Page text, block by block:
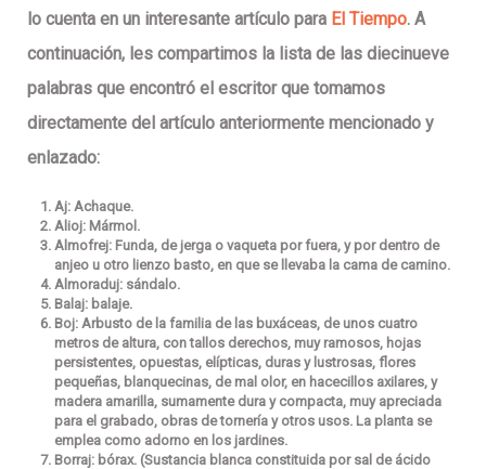
lo cuenta en un interesante artículo para El Tiempo. A
continuación, les compartimos la lista de las diecinueve
palabras que encontró el escritor que tomamos
directamente del artículo anteriormente mencionado y
enlazado:
Aj: Achaque.
Alioj: Mármol.
Almofrej: Funda, de jerga o vaqueta por fuera, y por dentro de
anjeo u otro lienzo basto, en que se llevaba la cama de camino.
Almoraduj: sándalo.
Balaj: balaje.
Boj: Arbusto de la familia de las buxáceas, de unos cuatro
metros de altura, con tallos derechos, muy ramosos, hojas
persistentes, opuestas, elípticas, duras y lustrosas, flores
pequeñas, blanquecinas, de mal olor, en hacecillos axilares, y
madera amarilla, sumamente dura y compacta, muy apreciada
para el grabado, obras de tornería y otros usos. La planta se
emplea como adorno en los jardines.
Borraj: bórax. (Sustancia blanca constituida por sal de ácido